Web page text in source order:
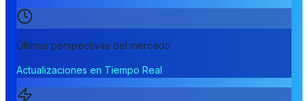
Últimas perspectivas del mercado
Actualizaciones en Tiempo Real